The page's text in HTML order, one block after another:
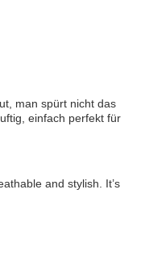
man spürt nicht das
einfach perfekt für
and stylish. It’s